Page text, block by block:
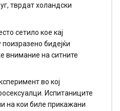
тврдат холандски
сетило кое кај
бидејќи
внимание на ситните
во кој
Испитаниците
на кои биле прикажани